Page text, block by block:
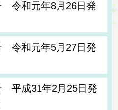
令和元年8月26日発
令和元年5月27日発
平成31年2月25日発